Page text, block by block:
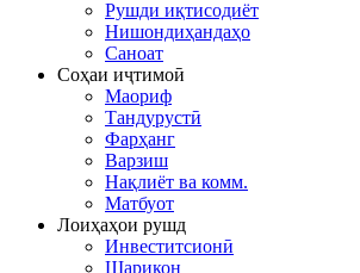
Рушди иқтисодиёт
Нишондиҳандаҳо
Саноат
Соҳаи иҷтимоӣ
Маориф
Тандурустӣ
Фарҳанг
Варзиш
Нақлиёт ва комм.
Матбуот
Лоиҳаҳои рушд
Инвеститсионӣ
Шарикон